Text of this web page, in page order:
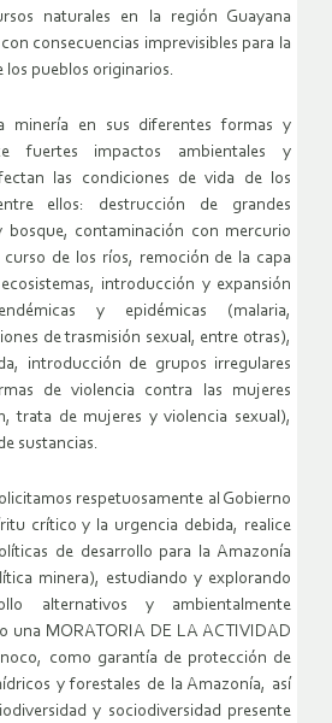
naturales en la región Guayana
consecuencias imprevisibles para la
pueblos originarios.
minería en sus diferentes formas y
fuertes impactos ambientales y
las condiciones de vida de los
ellos: destrucción de grandes
bosque, contaminación con mercurio
de los ríos, remoción de la capa
introducción y expansión
y epidémicas (malaria,
de trasmisión sexual, entre otras),
introducción de grupos irregulares
de violencia contra las mujeres
trata de mujeres y violencia sexual),
sustancias.
respetuosamente al Gobierno
crítico y la urgencia debida, realice
de desarrollo para la Amazonía
minera), estudiando y explorando
alternativos y ambientalmente
una MORATORIA DE LA ACTIVIDAD
como garantía de protección de
y forestales de la Amazonía, así
y sociodiversidad presente